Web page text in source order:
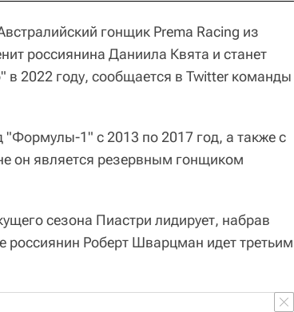
гонщик Prema Racing из
россиянина Даниила Квята и станет
2022 году, сообщается в Twitter команды
1" с 2013 по 2017 год, а также с
он является резервным гонщиком
сезона Пиастри лидирует, набрав
россиянин Роберт Шварцман идет третьим